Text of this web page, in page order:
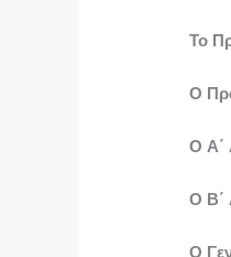
Το
Ο
Ο Α΄
Ο Β΄
Ο